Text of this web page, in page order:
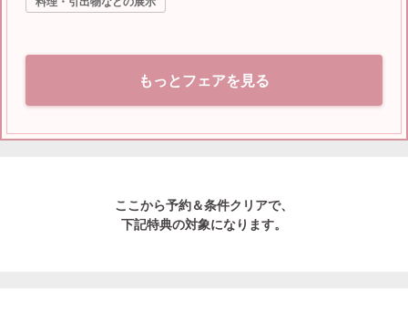
もっとフェアを見る
ここから予約＆条件クリアで、
下記特典の対象になります。